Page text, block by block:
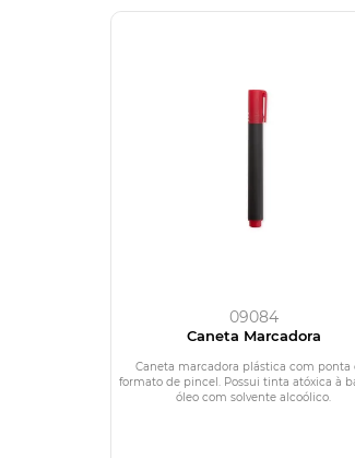
09084
Caneta Marcadora
Caneta marcadora plástica com ponta
formato de pincel. Possui tinta atóxica à
óleo com solvente alcoólico.